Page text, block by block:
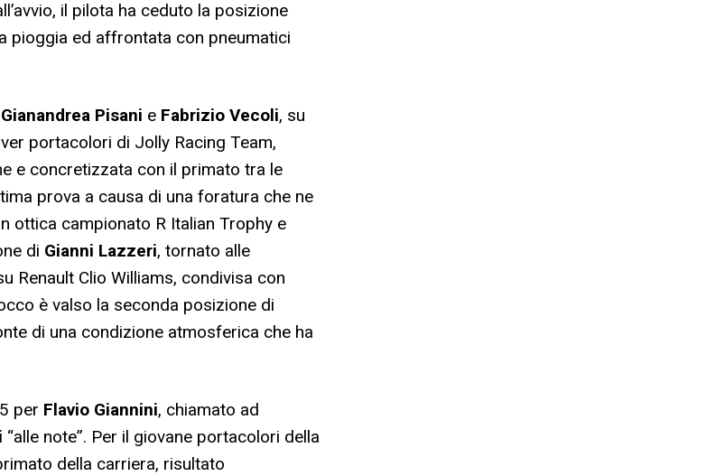
il pilota ha ceduto la posizione
pioggia ed affrontata con pneumatici
Gianandrea Pisani e Fabrizio Vecoli, su
portacolori di Jolly Racing Team,
e concretizzata con il primato tra le
prova a causa di una foratura che ne
ottica campionato R Italian Trophy e
di Gianni Lazzeri, tornato alle
Renault Clio Williams, condivisa con
è valso la seconda posizione di
di una condizione atmosferica che ha
per Flavio Giannini, chiamato ad
“alle note”. Per il giovane portacolori della
della carriera, risultato